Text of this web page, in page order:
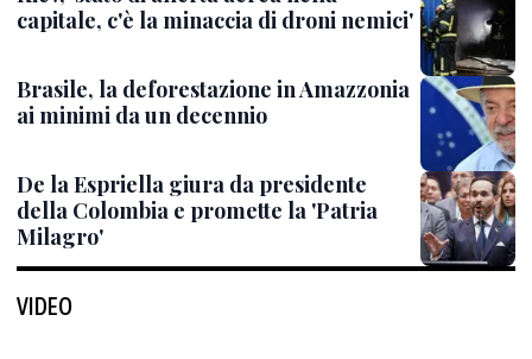
capitale, c'è la minaccia di droni nemici'
Brasile, la deforestazione in Amazzonia
ai minimi da un decennio
De la Espriella giura da presidente
della Colombia e promette la 'Patria
Milagro'
VIDEO